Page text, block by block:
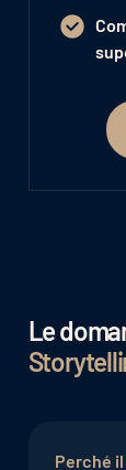
Le
Perché